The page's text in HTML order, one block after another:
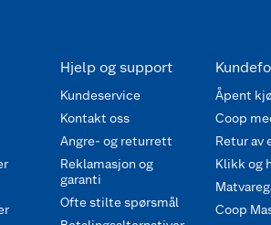
Hjelp og support
Kundeservice
Kontakt oss
Angre- og returrett
Reklamasjon og
garanti
Ofte stilte spørsmål
Åpent
Coop
Retur av
Klikk og
Coop